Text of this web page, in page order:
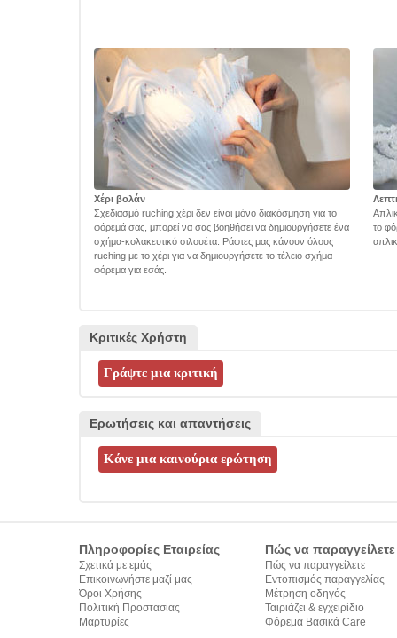
Χέρι βολάν
Σχεδιασμό ruching χέρι δεν είναι μόνο διακόσμηση για το
φόρεμά σας, μπορεί να σας βοηθήσει να δημιουργήσετε ένα
σχήμα-κολακευτικό σιλουέτα. Ράφτες μας κάνουν όλους
ruching με το χέρι για να δημιουργήσετε το τέλειο σχήμα
φόρεμα για εσάς.
το
Κριτικές Χρήστη
Ερωτήσεις και απαντήσεις
Πληροφορίες Εταιρείας
Σχετικά με εμάς
Επικοινωνήστε μαζί μας
Όροι Χρήσης
Πολιτική Προστασίας
Προσωπικών Δεδομένων
Μαρτυρίες
Πώς να παραγγείλετε
Πώς να παραγγείλετε
Εντοπισμός παραγγελίας
Μέτρηση οδηγός
Ταιριάζει & εγχειρίδιο
σύνταξης κειμένων
Φόρεμα Βασικά Care